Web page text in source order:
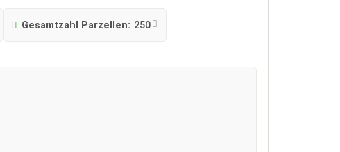
Gesamtzahl Parzellen: 250